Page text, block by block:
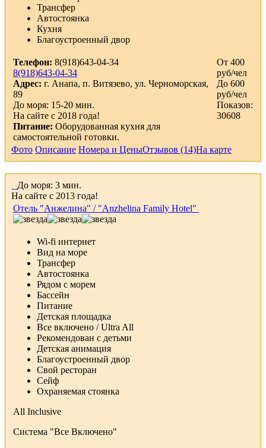
Трансфер
Автостоянка
Кухня
Благоустроенный двор
Телефон: 8(918)643-04-34
8(918)643-04-34
Адрес: г. Анапа, п. Витязево, ул. Черноморская,
89
До моря: 15-20 мин.
На сайте с 2018 года!
Питание: Оборудованная кухня для
самостоятельной готовки.
От 400
руб/чел
До 600
руб/чел
Показов:
30608
Фото Описание Номера и ЦеныОтзывов (14)На карте
До моря: 3 мин.
На сайте с 2013 года!
Отель "Анжелина" / "Anzhelina Family Hotel"
Wi-fi интернет
Вид на море
Трансфер
Автостоянка
Рядом с морем
Бассейн
Питание
Детская площадка
Все включено / Ultra All
Рекомендован с детьми
Детская анимация
Благоустроенный двор
Свой ресторан
Сейф
Охраняемая стоянка
All Inclusive
Система "Все Включено"